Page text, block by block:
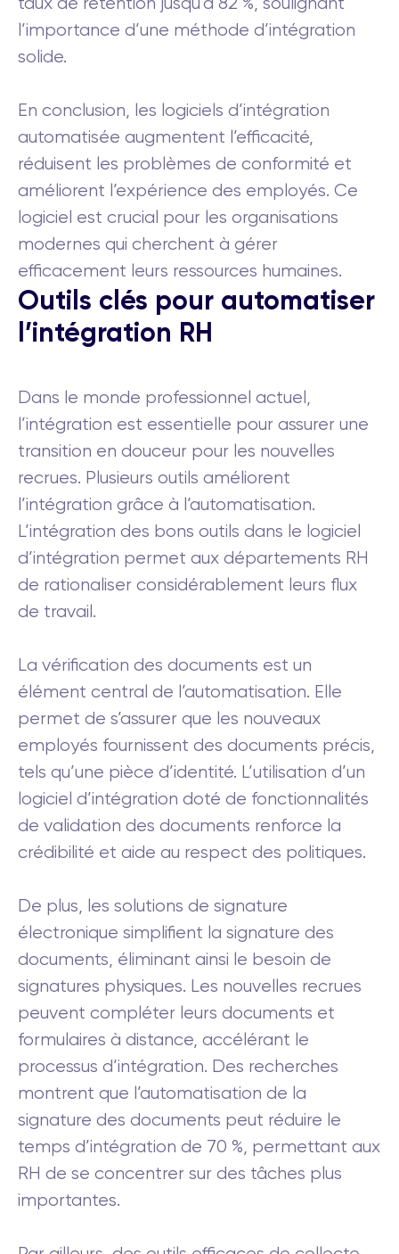
l’importance d’une méthode d’intégration
solide.
En conclusion, les logiciels d’intégration
automatisée augmentent l’efficacité,
réduisent les problèmes de conformité et
améliorent l’expérience des employés. Ce
logiciel est crucial pour les organisations
modernes qui cherchent à gérer
efficacement leurs ressources humaines.
Outils clés pour automatiser
l’intégration RH
Dans le monde professionnel actuel,
l’intégration est essentielle pour assurer une
transition en douceur pour les nouvelles
recrues. Plusieurs outils améliorent
l’intégration grâce à l’automatisation.
L’intégration des bons outils dans le logiciel
d’intégration permet aux départements RH
de rationaliser considérablement leurs flux
de travail.
La vérification des documents est un
élément central de l’automatisation. Elle
permet de s’assurer que les nouveaux
employés fournissent des documents précis,
tels qu’une pièce d’identité. L’utilisation d’un
logiciel d’intégration doté de fonctionnalités
de validation des documents renforce la
crédibilité et aide au respect des politiques.
De plus, les solutions de signature
électronique simplifient la signature des
documents, éliminant ainsi le besoin de
signatures physiques. Les nouvelles recrues
peuvent compléter leurs documents et
formulaires à distance, accélérant le
processus d’intégration. Des recherches
montrent que l’automatisation de la
signature des documents peut réduire le
temps d’intégration de 70 %, permettant aux
RH de se concentrer sur des tâches plus
importantes.